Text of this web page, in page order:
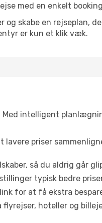
med en enkelt
skabe en rejseplan,
er kun et klik væk.
Med intelligent
lavere priser
så du aldrig går
typisk bedre
for at få ekstra
flyrejser, hoteller og